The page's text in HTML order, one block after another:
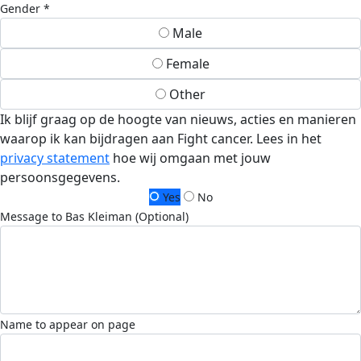
Gender *
Male
Female
Other
Ik blijf graag op de hoogte van nieuws, acties en manieren
waarop ik kan bijdragen aan Fight cancer. Lees in het
privacy statement hoe wij omgaan met jouw
persoonsgegevens.
Yes
No
Message to Bas Kleiman (Optional)
Name to appear on page